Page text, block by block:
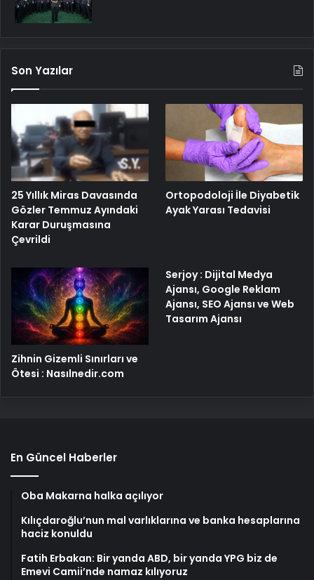
Son Yazılar
25 Yıllık Miras Davasında
Gözler Temmuz Ayındaki
Karar Duruşmasına
Çevrildi
Ortopodoloji İle Diyabetik
Ayak Yarası Tedavisi
Zihnin Gizemli Sınırları ve
Ötesi : Nasılnedir.com
Serjoy : Dijital Medya
Ajansı, Google Reklam
Ajansı, SEO Ajansı ve Web
Tasarım Ajansı
En Güncel Haberler
Oba Makarna halka açılıyor
Kılıçdaroğlu’nun mal varlıklarına ve banka hesaplarına
haciz konuldu
Fatih Erbakan: Bir yanda ABD, bir yanda YPG biz de
Emevi Camii’nde namaz kılıyoruz